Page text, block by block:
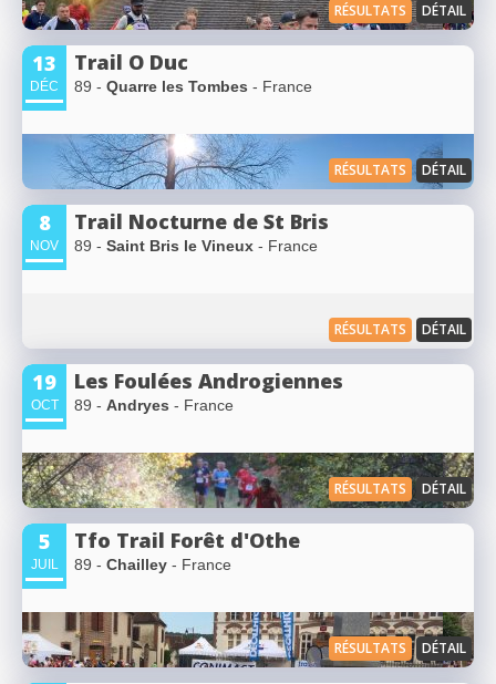
RÉSULTATS DÉTAIL
13
DÉC
Trail O Duc
89 - Quarre les Tombes - France
RÉSULTATS DÉTAIL
8
NOV
Trail Nocturne de St Bris
89 - Saint Bris le Vineux - France
RÉSULTATS DÉTAIL
19
OCT
Les Foulées Androgiennes
89 - Andryes - France
RÉSULTATS DÉTAIL
5
JUIL
Tfo Trail Forêt d'Othe
89 - Chailley - France
RÉSULTATS DÉTAIL